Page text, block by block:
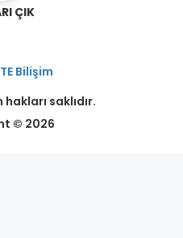
ÇIK
TE Bilişim
saklıdır.
© 2026